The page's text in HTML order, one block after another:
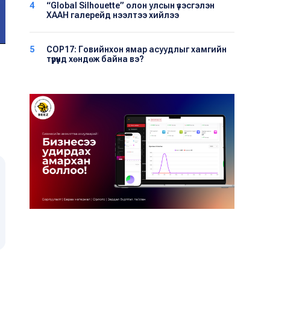
4
“Global Silhouette” олон улсын үзэсгэлэн
ХААН галерейд нээлтээ хийлээ
5
COP17: Говийнхон ямар асуудлыг хамгийн
түрүүнд хөндөж байна вэ?